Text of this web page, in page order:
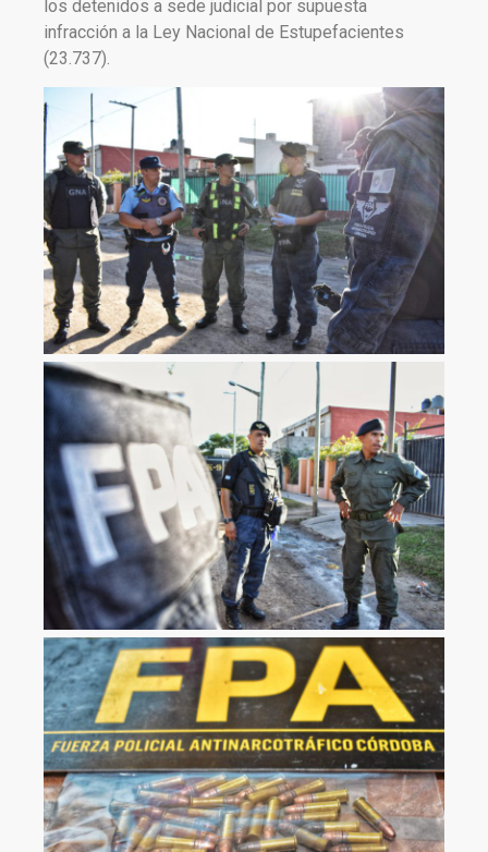
los detenidos a sede judicial por supuesta
infracción a la Ley Nacional de Estupefacientes
(23.737).